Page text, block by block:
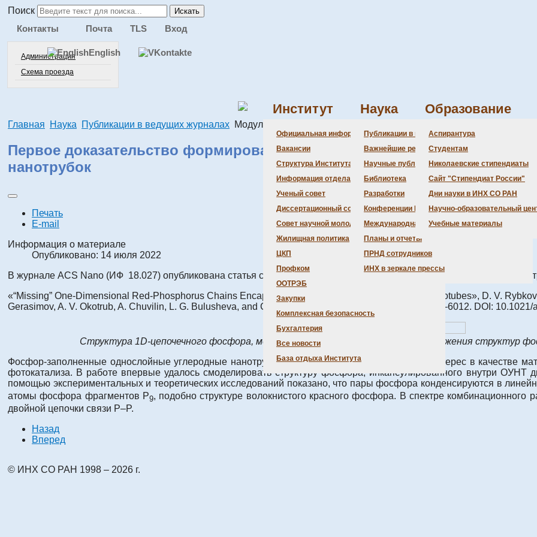
Поиск Искать
Контакты
Администрация
Схема проезда
Почта TLS Вход
English
Институт
Официальная информация
Администрация
Бланки
История Института
Локальные акты
Противодействие
Вакансии
Структура Института
Информация отдела кадров
Документация
Ученый совет
Состав совета
Повестка дня заседаний
Информация ученого
Диссертационный совет
Состав совета
Даты защит диссертаций
Шифры специальностей
Объявления о защитах
Предварительное
Совет научной молодежи
Состав СНМ
Жилищная политика
ЦКП
Профком
ООТРЭБ
Закупки
Комплексная безопасность
Бухгалтерия
Все новости
Новости науки
Награды
База отдыха Института
Наука
Публикации в ведущих журналах
Важнейшие результаты
Научные публикации сотрудников
Библиотека
Разработки
Конференции Института
Международная деятельность
Планы и отчеты
ПРНД сотрудников
ИНХ в зеркале прессы
Образование
Аспирантура
Студентам
Николаевские стипендиаты
Сайт "Стипендиат России"
Дни науки в ИНХ СО РАН
Научно-образовательный
Учебные материалы
Главная Наука Публикации в ведущих журналах Модуляция микробиомы как подход к разработке противораковых
Первое доказательство формирования цепочек красного фосфора
нанотрубок
Печать
E-mail
Информация о материале
Опубликовано: 14 июля 2022
В журнале ACS Nano (ИФ 18.027) опубликована статья с участием сотрудников Института Ворфоломеевой А.А.,
«“Missing” One-Dimensional Red-Phosphorus Chains Encapsulated within Single-Walled Carbon Nanotubes», D. V.
Gerasimov, A. V. Okotrub, A. Chuvilin, L. G. Bulusheva, and C. P. Ewels. // ACS Nano 2022, 16, 4, 6002–6012. DOI: 10.1021/
Структура 1D-цепочечного фосфора, модельные и экспериментальные изображения структур
Фосфор-заполненные однослойные углеродные нанотрубки (ОУНТ) представляют большой интерес в качестве
фотокатализа. В работе впервые удалось смоделировать структуру фосфора, инкапсулированного внутри
помощью экспериментальных и теоретических исследований показано, что пары фосфора конденсируются в
атомы фосфора фрагментов P9, подобно структуре волокнистого красного фосфора. В спектре
двойной цепочки связи P–P.
Назад
Вперед
© ИНХ СО РАН 1998 – 2026 г.